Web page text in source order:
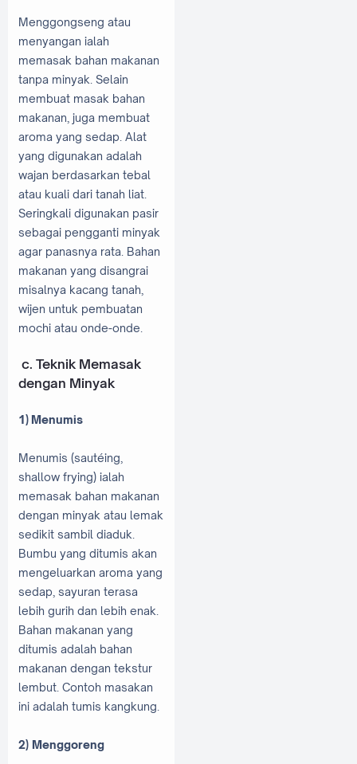
Menggongseng atau
menyangan ialah
memasak bahan makanan
tanpa minyak. Selain
membuat masak bahan
makanan, juga membuat
aroma yang sedap. Alat
yang digunakan adalah
wajan berdasarkan tebal
atau kuali dari tanah liat.
Seringkali digunakan pasir
sebagai pengganti minyak
agar panasnya rata. Bahan
makanan yang disangrai
misalnya kacang tanah,
wijen untuk pembuatan
mochi atau onde-onde.
c. Teknik Memasak
dengan Minyak
1) Menumis
Menumis (sautéing,
shallow frying) ialah
memasak bahan makanan
dengan minyak atau lemak
sedikit sambil diaduk.
Bumbu yang ditumis akan
mengeluarkan aroma yang
sedap, sayuran terasa
lebih gurih dan lebih enak.
Bahan makanan yang
ditumis adalah bahan
makanan dengan tekstur
lembut. Contoh masakan
ini adalah tumis kangkung.
2) Menggoreng